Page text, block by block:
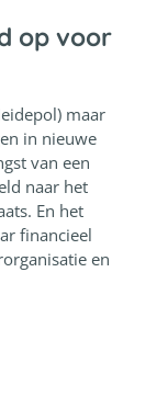
op voor
maar
in nieuwe
van een
naar het
En het
financieel
en